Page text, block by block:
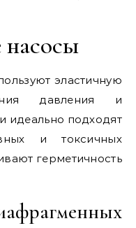
эластичную
давления и
идеально подходят
и токсичных
герметичность